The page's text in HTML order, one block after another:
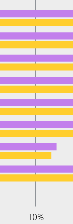
10%